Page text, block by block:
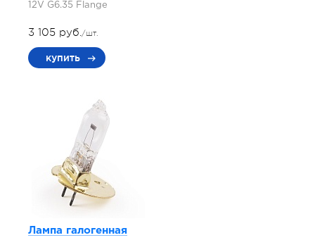
12V G6.35 Flange
3 105 руб./шт.
купить
Лампа галогенная